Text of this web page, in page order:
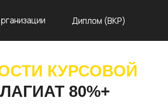
КУРСОВОЙ
80%+
Диплом (ВКР)